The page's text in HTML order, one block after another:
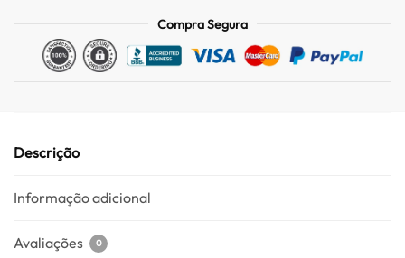
Compra Segura
Descrição
Informação adicional
Avaliações 0